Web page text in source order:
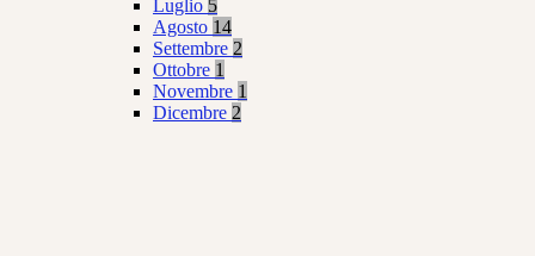
Luglio 5
Agosto 14
Settembre 2
Ottobre 1
Novembre 1
Dicembre 2